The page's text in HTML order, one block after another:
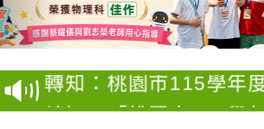
【甄選結果(第4招)】
學年度第1學期第9次代
結果(第4招)
【甄選結果(第12招)】
學年度第1學期第7次代
結果(第12招)
轉知：桃園市115學年
賽及師生本土語及新住
轉知：「桃園市115學